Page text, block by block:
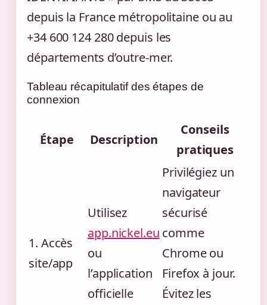
depuis la France métropolitaine ou au
+34 600 124 280 depuis les
départements d’outre-mer.
Tableau récapitulatif des étapes de
connexion
Étape Description
Conseils
pratiques
1. Accès
site/app
Utilisez
app.nickel.eu
ou
l’application
officielle
Privilégiez un
navigateur
sécurisé
comme
Chrome ou
Firefox à jour.
Évitez les